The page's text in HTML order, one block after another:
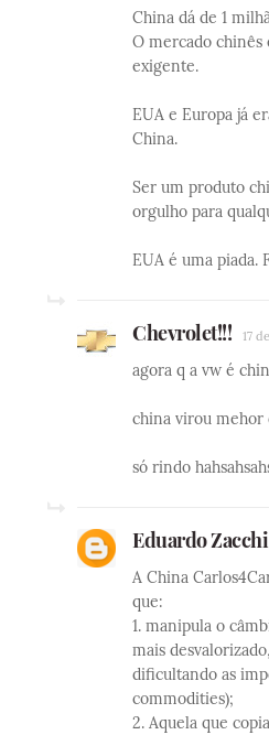
China dá de 1
O mercado
exigente.
EUA e Europa já
China.
Ser um produto
orgulho para
EUA é uma piada.
Chevrolet!!! 17
agora q a vw é
china virou mehor
só rindo
Eduardo Zacchi
A China
que:
1. manipula o
mais
dificultando as
commodities);
2. Aquela que